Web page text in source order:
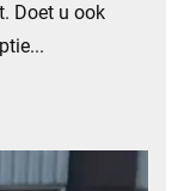
Doet u ook